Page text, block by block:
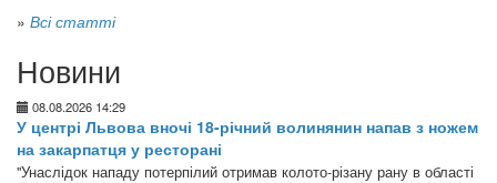
» Всі статті
Новини
08.08.2026 14:29
У центрі Львова вночі 18-річний волинянин напав з ножем
на закарпатця у ресторані
"Унаслідок нападу потерпілий отримав колото-різану рану в області